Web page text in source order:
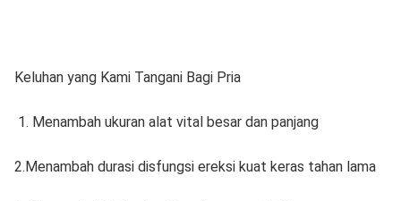
Keluhan yang Kami Tangani Bagi Pria
1. Menambah ukuran alat vital besar dan panjang
2.Menambah durasi disfungsi ereksi kuat keras tahan lama